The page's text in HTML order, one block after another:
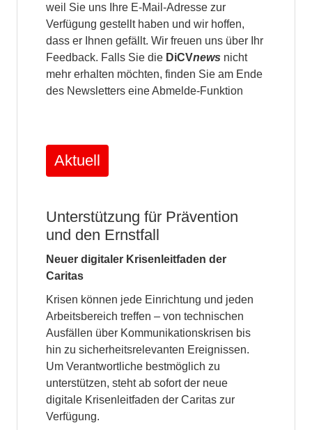
weil Sie uns Ihre E-Mail-Adresse zur
Verfügung gestellt haben und wir hoffen,
dass er Ihnen gefällt. Wir freuen uns über Ihr
Feedback. Falls Sie die DiCVnews nicht
mehr erhalten möchten, finden Sie am Ende
des Newsletters eine Abmelde-Funktion
Aktuell
Unterstützung für Prävention
und den Ernstfall
Neuer digitaler Krisenleitfaden der
Caritas
Krisen können jede Einrichtung und jeden
Arbeitsbereich treffen – von technischen
Ausfällen über Kommunikationskrisen bis
hin zu sicherheitsrelevanten Ereignissen.
Um Verantwortliche bestmöglich zu
unterstützen, steht ab sofort der neue
digitale Krisenleitfaden der Caritas zur
Verfügung.